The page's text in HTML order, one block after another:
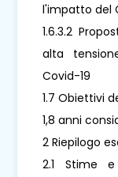
l'impatto del
1.6.3.2
alta
Covid-19
1.7 Obiettivi
1,8 anni
2 Riepilogo
2.1 Stime